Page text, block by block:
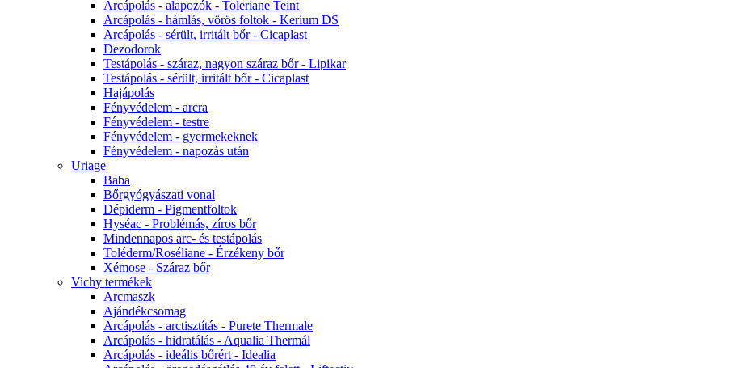
Arcápolás - alapozók - Toleriane Teint
Arcápolás - hámlás, vörös foltok - Kerium DS
Arcápolás - sérült, irritált bőr - Cicaplast
Dezodorok
Testápolás - száraz, nagyon száraz bőr - Lipikar
Testápolás - sérült, irritált bőr - Cicaplast
Hajápolás
Fényvédelem - arcra
Fényvédelem - testre
Fényvédelem - gyermekeknek
Fényvédelem - napozás után
Uriage
Baba
Bőrgyógyászati vonal
Dépiderm - Pigmentfoltok
Hyséac - Problémás, zíros bőr
Mindennapos arc- és testápolás
Toléderm/Roséliane - Érzékeny bőr
Xémose - Száraz bőr
Vichy termékek
Arcmaszk
Ajándékcsomag
Arcápolás - arctisztítás - Purete Thermale
Arcápolás - hidratálás - Aqualia Thermál
Arcápolás - ideális bőrért - Idealia